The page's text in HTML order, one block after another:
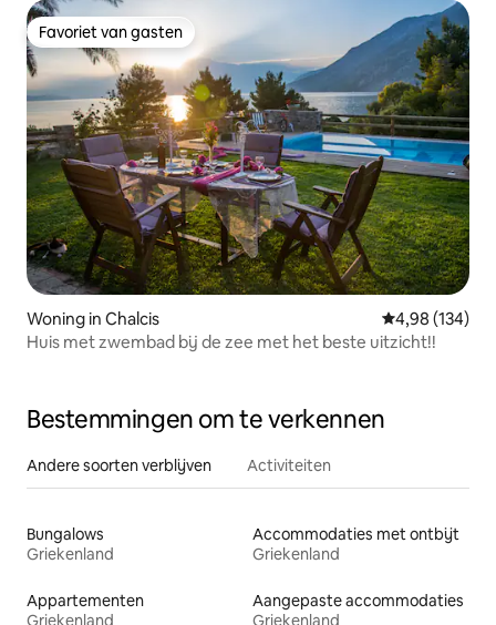
Favoriet van gasten
Favoriet van gasten
Woning in Chalcis Gemiddelde
4,98 (134)
Huis met zwembad bij de zee met het beste uitzicht!!
Bestemmingen om te verkennen
Andere soorten verblijven Activiteiten
Bungalows
Griekenland
Accommodaties met ontbijt
Griekenland
Appartementen
Griekenland
Aangepaste accommodaties
Griekenland